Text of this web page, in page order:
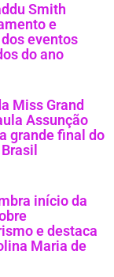
Smith
e
eventos
do ano
Miss Grand
Assunção
grande final do
início da
e destaca
Maria de